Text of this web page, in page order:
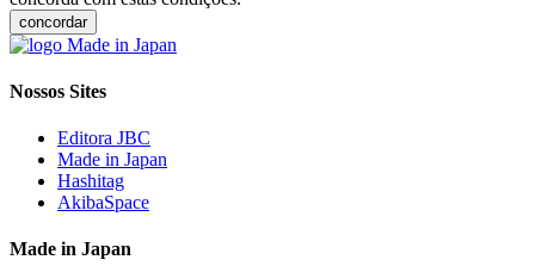
concordar
Nossos Sites
Editora JBC
Made in Japan
Hashitag
AkibaSpace
Made in Japan